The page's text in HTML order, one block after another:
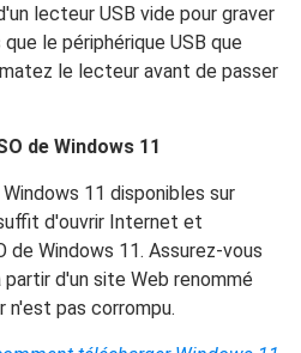
lecteur USB vide pour graver
le périphérique USB que
le lecteur avant de passer
de Windows 11
11 disponibles sur
d'ouvrir Internet et
de Windows 11. Assurez-vous
d'un site Web renommé
n'est pas corrompu.